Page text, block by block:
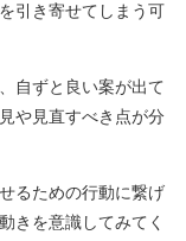
引き寄せてしまう可
自ずと良い案が出て
や見直すべき点が分
るための行動に繋げ
きを意識してみてく